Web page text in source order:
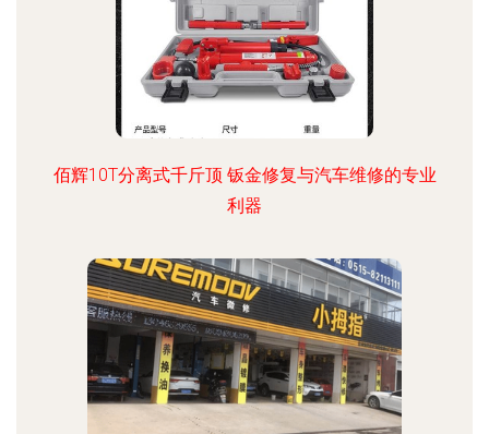
佰辉10T分离式千斤顶 钣金修复与汽车维修的专业
利器